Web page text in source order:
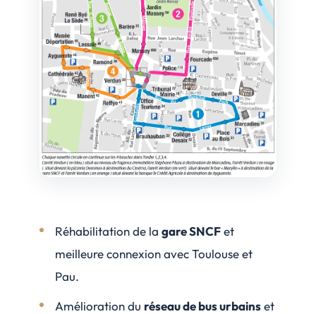
Réhabilitation de lagare SNCFet
meilleure connexion avec Toulouse et
Pau.
Amélioration du réseau de bus urbainset